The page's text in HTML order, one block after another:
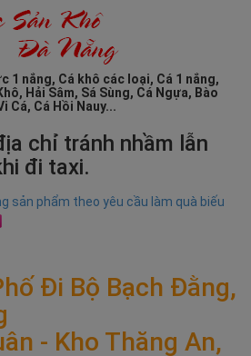
1 nắng, Cá khô các loại, Cá 1 nắng,
Hải Sâm, Sá Sùng, Cá Ngựa, Bào
Cá, Cá Hồi Nauy...
chỉ tránh nhầm lẫn
đi taxi.
sản phẩm theo yêu cầu làm quà biếu
Đi Bộ Bạch Đằng,
- Kho Thăng An,